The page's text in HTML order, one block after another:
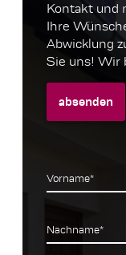
Kontakt und
Ihre
Abwicklung
Sie uns! Wir
absenden
Vorname*
Nachname*